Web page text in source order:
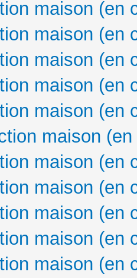
maison (en
maison (en
maison (en
maison (en
maison (en
maison
maison (en
maison (en
maison (en
maison (en
maison (en